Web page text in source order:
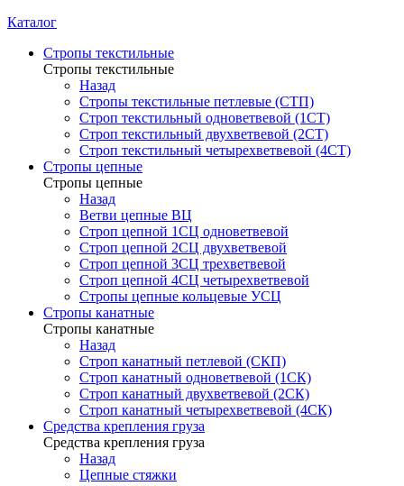
Каталог
Стропы текстильные
Стропы текстильные
Назад
Стропы текстильные петлевые (СТП)
Строп текстильный одноветвевой (1СТ)
Строп текстильный двухветвевой (2СТ)
Строп текстильный четырехветвевой (4СТ)
Стропы цепные
Стропы цепные
Назад
Ветви цепные ВЦ
Строп цепной 1СЦ одноветвевой
Строп цепной 2СЦ двухветвевой
Строп цепной 3СЦ трехветвевой
Строп цепной 4СЦ четырехветвевой
Стропы цепные кольцевые УСЦ
Стропы канатные
Стропы канатные
Назад
Строп канатный петлевой (СКП)
Строп канатный одноветвевой (1СК)
Строп канатный двухветвевой (2СК)
Строп канатный четырехветвевой (4СК)
Средства крепления груза
Средства крепления груза
Назад
Цепные стяжки